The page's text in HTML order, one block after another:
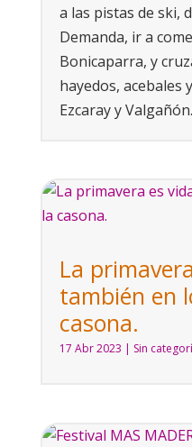
a las pistas de ski,
Demanda, ir a
Bonicaparra, y
hayedos, acebales
Ezcaray y Valgañón.
La
también en
casona.
17 Abr 2023 | Sin